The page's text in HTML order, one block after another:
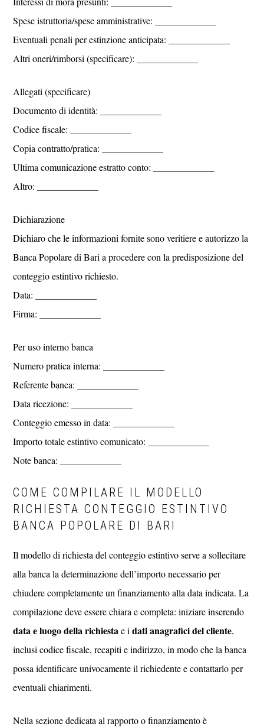
Spese istruttoria/spese amministrative: _____________
Eventuali penali per estinzione anticipata: _____________
Altri oneri/rimborsi (specificare): _____________
Allegati (specificare)
Documento di identità: _____________
Codice fiscale: _____________
Copia contratto/pratica: _____________
Ultima comunicazione estratto conto: _____________
Altro: _____________
Dichiarazione
Dichiaro che le informazioni fornite sono veritiere e autorizzo la
Banca Popolare di Bari a procedere con la predisposizione del
conteggio estintivo richiesto.
Data: _____________
Firma: _____________
Per uso interno banca
Numero pratica interna: _____________
Referente banca: _____________
Data ricezione: _____________
Conteggio emesso in data: _____________
Importo totale estintivo comunicato: _____________
Note banca: _____________
COME COMPILARE IL MODELLO
RICHIESTA CONTEGGIO ESTINTIVO
BANCA POPOLARE DI BARI
Il modello di richiesta del conteggio estintivo serve a sollecitare
alla banca la determinazione dell’importo necessario per
chiudere completamente un finanziamento alla data indicata. La
compilazione deve essere chiara e completa: iniziare inserendo
data e luogo della richiestae idati anagrafici del cliente,
inclusi codice fiscale, recapiti e indirizzo, in modo che la banca
possa identificare univocamente il richiedente e contattarlo per
eventuali chiarimenti.
Nella sezione dedicata al rapporto o finanziamento è